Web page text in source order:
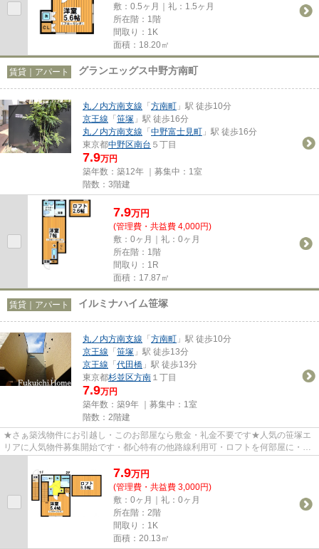
敷：0.5ヶ月｜礼：1.5ヶ月
所在階：1階
間取り：1K
面積：18.20㎡
賃貸｜アパート グランエッグス中野方南町
丸ノ内方南支線 「方南町 」駅 徒歩10分
京王線 「笹塚 」駅 徒歩16分
丸ノ内方南支線 「中野富士見町 」駅 徒歩16分
東京都中野区南台 ５丁目
7.9万円
築年数：築12年 ｜募集中： 1室
階数：3階建
7.9万円
(管理費・共益費 4,000円)
敷：0ヶ月｜礼：0ヶ月
所在階：1階
間取り：1R
面積：17.87㎡
賃貸｜アパート イルミナハイム笹塚
丸ノ内方南支線 「方南町 」駅 徒歩10分
京王線 「笹塚 」駅 徒歩13分
京王線 「代田橋 」駅 徒歩13分
東京都杉並区方南 １丁目
7.9万円
築年数：築9年 ｜募集中： 1室
階数：2階建
★さぁ築浅物件にお引越し・このお部屋なら敷金・礼金不要です★人気の笹塚エ
リアに人気物件募集開始です・都心特有の他路線利用可・ロフトを何部屋に・・
さあワクワクドキドキの新生活...
7.9万円
(管理費・共益費 3,000円)
敷：0ヶ月｜礼：0ヶ月
所在階：2階
間取り：1K
面積：20.13㎡